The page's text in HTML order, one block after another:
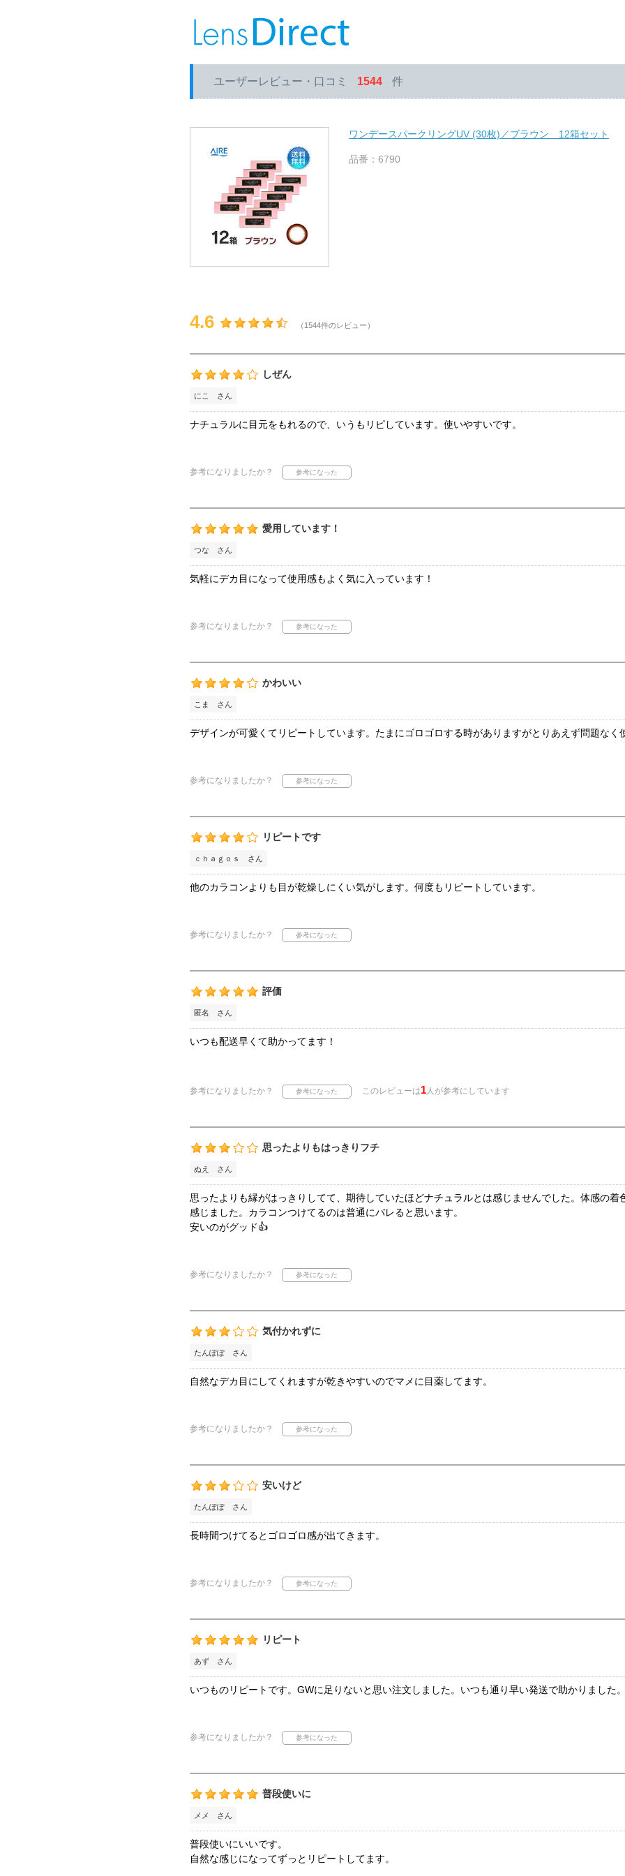
ユーザーレビュー・口コミ 1544 件
ワンデースパークリングUV (30枚)／ブラウン 12箱セット
品番：6790
4.6 （1544件のレビュー）
しぜん
にこ さん
ナチュラルに目元をもれるので、いうもリピしています。使いやすいです。
参考になりましたか？
愛用しています！
つな さん
気軽にデカ目になって使用感もよく気に入っています！
参考になりましたか？
かわいい
こま さん
デザインが可愛くてリピートしています。たまにゴロゴロする時がありますがとりあえず問題なく
参考になりましたか？
リピートです
ｃｈａｇｏｓ さん
他のカラコンよりも目が乾燥しにくい気がします。何度もリピートしています。
参考になりましたか？
評価
匿名 さん
いつも配送早くて助かってます！
参考になりましたか？ このレビューは1人が参考にしています
思ったよりもはっきりフチ
ぬえ さん
思ったよりも縁がはっきりしてて、期待していたほどナチュラルとは感じませんでした。体感の着
感じました。カラコンつけてるのは普通にバレると思います。
安いのがグッド👍
参考になりましたか？
気付かれずに
たんぽぽ さん
自然なデカ目にしてくれますが乾きやすいのでマメに目薬してます。
参考になりましたか？
安いけど
たんぽぽ さん
長時間つけてるとゴロゴロ感が出てきます。
参考になりましたか？
リピート
あず さん
いつものリピートです。GWに足りないと思い注文しました。いつも通り早い発送で助かりました。
参考になりましたか？
普段使いに
メメ さん
普段使いにいいです。
自然な感じになってずっとリピートしてます。